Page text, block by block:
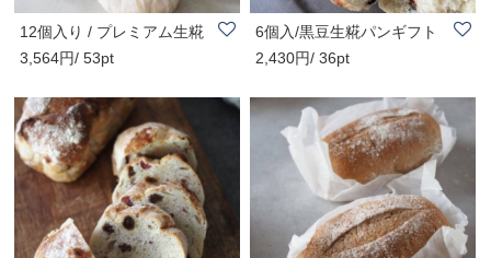
12個入り / プレミアム生糀
パンギフトBOX..
3,564円/ 53pt
6個入/黒豆生糀パンギフト
冷凍配送
2,430円/ 36pt